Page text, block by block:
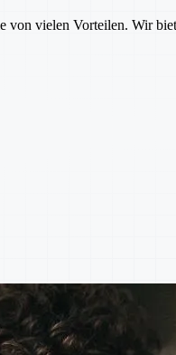
von vielen Vorteilen. Wir